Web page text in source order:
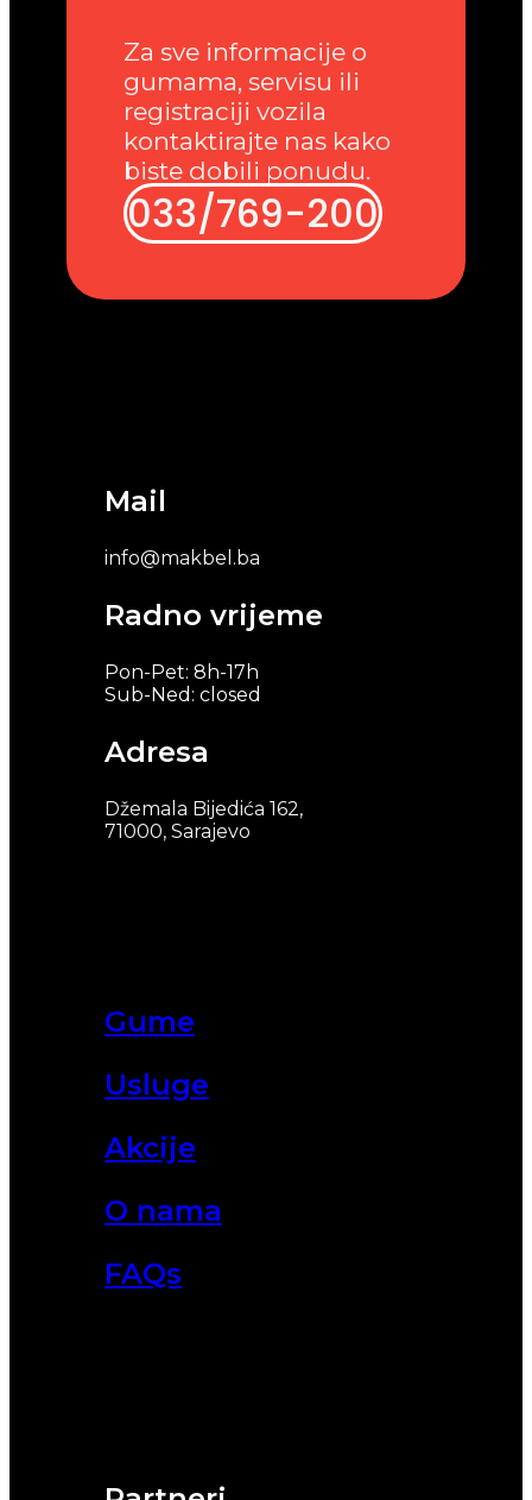
Gume
Usluge
Akcije
O nama
FAQs
Mail
info@makbel.ba
Radno vrijeme
Pon-Pet: 8h-17h
Sub-Ned: closed
Adresa
Džemala Bijedića 162,
71000, Sarajevo
Za sve informacije o
gumama, servisu ili
registraciji vozila
kontaktirajte nas kako
biste dobili ponudu.
033/769-200